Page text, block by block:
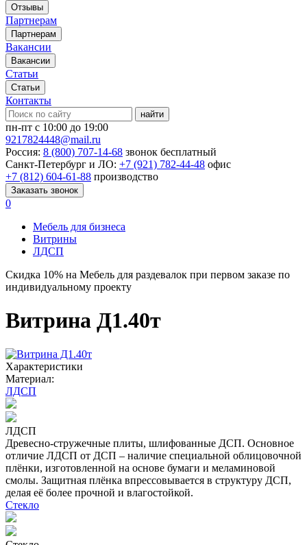
Отзывы
Партнерам
Партнерам
Вакансии
Вакансии
Статьи
Статьи
Контакты
найти
пн-пт с 10:00 до 19:00
9217824448@mail.ru
Россия: 8 (800) 707-14-68 звонок бесплатный
Санкт-Петербург и ЛО: +7 (921) 782-44-48 офис
+7 (812) 604-61-88 производство
Заказать звонок
0
Мебель для бизнеса
Витрины
ЛДСП
Скидка 10% на Мебель для раздевалок при первом заказе по
индивидуальному проекту
Витрина Д1.40т
Характеристики
Материал:
ЛДСП
ЛДСП
Древесно-стружечные плиты, шлифованные ДСП. Основное
отличие ЛДСП от ДСП – наличие специальной облицовочной
плёнки, изготовленной на основе бумаги и меламиновой
смолы. Защитная плёнка впрессовывается в структуру ДСП,
делая её более прочной и влагостойкой.
Стекло